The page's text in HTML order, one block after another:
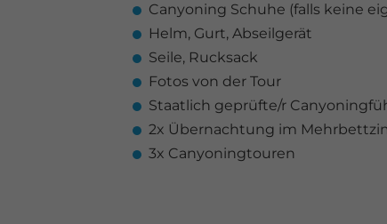
Canyoning Schuhe (falls keine
Helm, Gurt, Abseilgerät
Seile, Rucksack
Fotos von der Tour
Staatlich geprüfte/r
2x Übernachtung im
3x Canyoningtouren